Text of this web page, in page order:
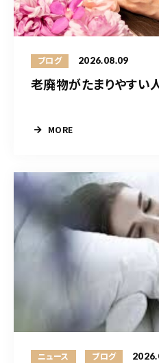
ブログ 2026.08.09
老廃物がたまりやすい
MORE
ニュース ブログ